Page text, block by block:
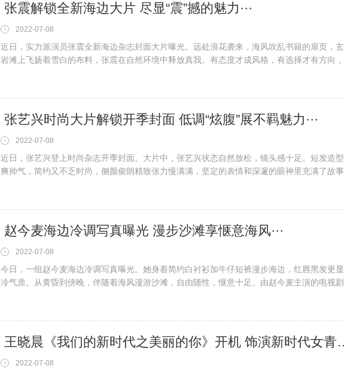
​ 张震解锁全新海边大片 尽显“震”撼的魅力···
2022-07-08
近日，实力派演员张震全新海边杂志封面大片曝光。远处浪花袭来，海风吹乱书籍的扉页，
岩滩上飞扬着雪白的布料，张震在自然环境中释放真我。有态度才成风格，有选择才有方向，
​ 张艺兴时尚大片解锁开季封面 低调“炫腹”展不羁魅力···
2022-07-08
近日，张艺兴登上时尚杂志开季封面。大片中，张艺兴状态自然放松，镜头感十足。短发造
爽帅气，简约又不乏时尚，侧颜俊朗精致张力慢满满，坚定的表情和深邃的眼神里充满了故事
​ 赵今麦海边冷调写真曝光 漫步沙滩享惬意海风···
2022-07-08
今日，一组赵今麦海边冷调写真曝光。她身着简约白衬衫加牛仔短裤漫步海边，红唇黑发更
冷气质。从黄昏到傍晚，伴随着海风漫游沙滩，自由随性，惬意十足。由赵今麦主演的电视剧
王晓晨《我们的新
2022-07-08